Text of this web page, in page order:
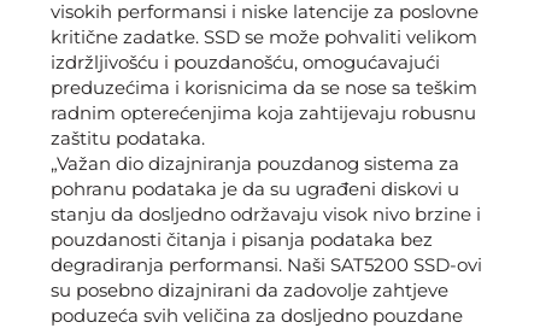
visokih performansi i niske latencije za poslovne
kritične zadatke. SSD se može pohvaliti velikom
izdržljivošću i pouzdanošću, omogućavajući
preduzećima i korisnicima da se nose sa teškim
radnim opterećenjima koja zahtijevaju robusnu
zaštitu podataka.
„Važan dio dizajniranja pouzdanog sistema za
pohranu podataka je da su ugrađeni diskovi u
stanju da dosljedno održavaju visok nivo brzine i
pouzdanosti čitanja i pisanja podataka bez
degradiranja performansi. Naši SAT5200 SSD-ovi
su posebno dizajnirani da zadovolje zahtjeve
poduzeća svih veličina za dosljedno pouzdane